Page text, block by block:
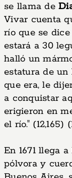
se llama de
Vivar cuenta
río que se dice
estará a 30
halló un
estatura de
que era, le
a conquistar
erigieron en
el río." (12,165)
En 1671 llega
pólvora y